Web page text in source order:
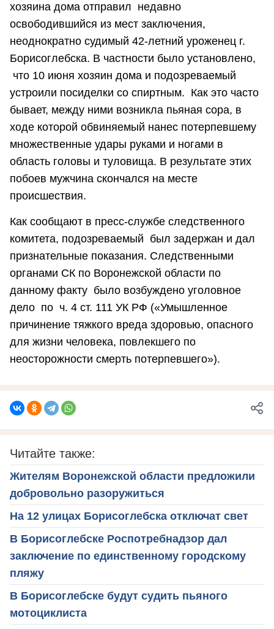
хозяина дома отправил недавно
освободившийся из мест заключения,
неоднократно судимый 42-летний уроженец г.
Борисоглебска. В частности было установлено,
что 10 июня хозяин дома и подозреваемый
устроили посиделки со спиртным. Как это часто
бывает, между ними возникла пьяная сора, в
ходе которой обвиняемый нанес потерпевшему
множественные удары руками и ногами в
область головы и туловища. В результате этих
побоев мужчина скончался на месте
происшествия.
Как сообщают в пресс-службе следственного
комитета, подозреваемый был задержан и дал
признательные показания. Следственными
органами СК по Воронежской области по
данному факту было возбуждено уголовное
дело по ч. 4 ст. 111 УК РФ («Умышленное
причинение тяжкого вреда здоровью, опасного
для жизни человека, повлекшего по
неосторожности смерть потерпевшего»).
Читайте также:
Жителям Воронежской области предложили
добровольно разоружиться
На 12 улицах Борисоглебска отключат свет
В Борисоглебске Роспотребнадзор дал
заключение по единственному городскому
пляжу
В Борисоглебске будут судить пьяного
мотоциклиста